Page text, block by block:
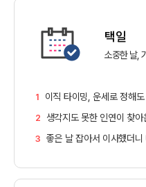
택일
소중한 날,
1 이직 타이밍, 운세로 정해
2 생각지도 못한 인연이 찾아
3 좋은 날 잡아서 이사했더